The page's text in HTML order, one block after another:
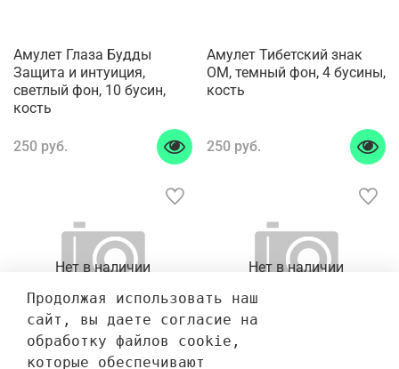
Амулет Глаза Будды
Защита и интуиция,
светлый фон, 10 бусин,
кость
250 руб.
Амулет Тибетский знак
ОМ, темный фон, 4 бусины,
кость
250 руб.
Нет в наличии Нет в наличии
Продолжая использовать наш
сайт, вы даете согласие на
обработку файлов cookie,
которые обеспечивают